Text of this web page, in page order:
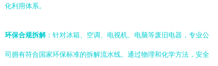
化利用体系。
环保合规拆解：针对冰箱、空调、电视机、电脑等废旧电器，专业公
司拥有符合国家环保标准的拆解流水线。通过物理和化学方法，安全